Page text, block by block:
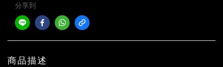
分享到
商品描述